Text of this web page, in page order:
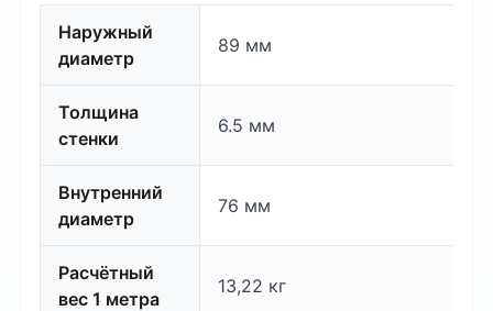
Наружный
диаметр
89 мм
Толщина
стенки
6.5 мм
Внутренний
диаметр
76 мм
Расчётный
вес 1 метра
13,22 кг